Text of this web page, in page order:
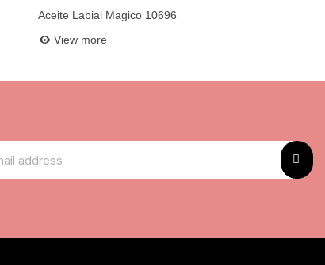
Add to basket
Aceite Labial Magico 10696
View more